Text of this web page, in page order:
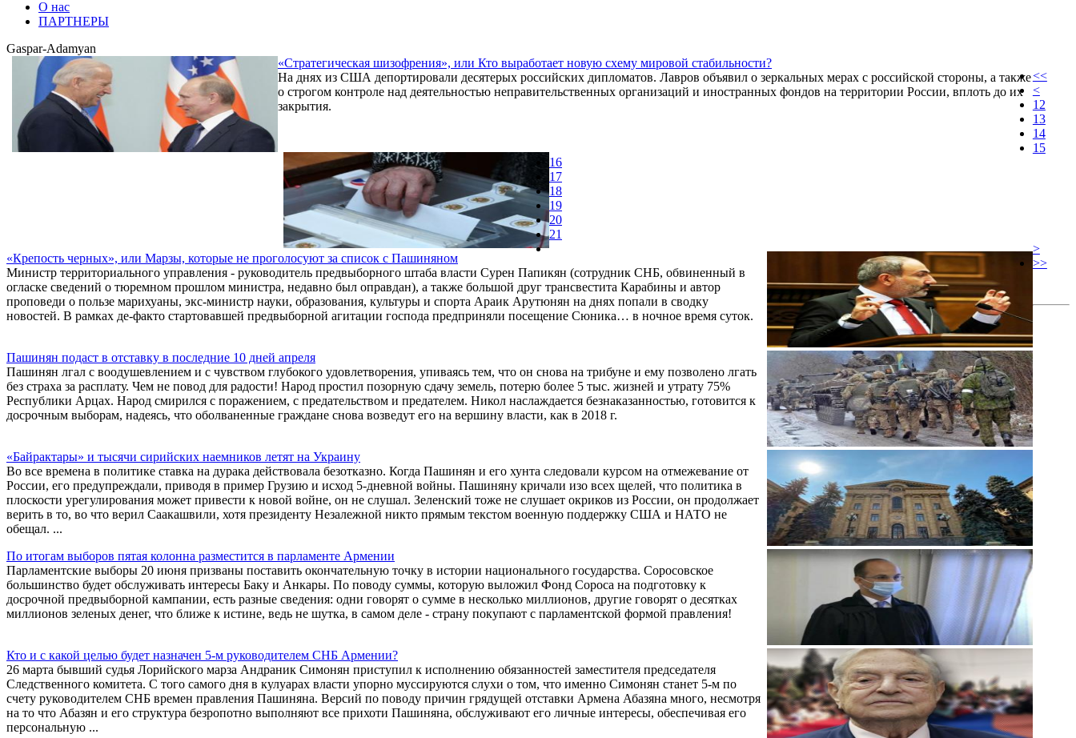
О нас
ПАРТНЕРЫ
Gaspar-Adamyan
«Стратегическая шизофрения», или Кто выработает новую схему мировой стабильности?
На днях из США депортировали десятерых российских дипломатов. Лавров объявил о зеркальных мерах с российской стороны, а также
о строгом контроле над деятельностью неправительственных организаций и иностранных фондов на территории России, вплоть до их
закрытия.
«Крепость черных», или Марзы, которые не проголосуют за список с Пашиняном
Министр территориального управления - руководитель предвыборного штаба власти Сурен Папикян (сотрудник СНБ, обвиненный в
огласке сведений о тюремном прошлом министра, недавно был оправдан), а также большой друг трансвестита Карабины и автор
проповеди о пользе марихуаны, экс-министр науки, образования, культуры и спорта Араик Арутюнян на днях попали в сводку
новостей. В рамках де-факто стартовавшей предвыборной агитации господа предприняли посещение Сюника… в ночное время суток.
Пашинян подаст в отставку в последние 10 дней апреля
Пашинян лгал с воодушевлением и с чувством глубокого удовлетворения, упиваясь тем, что он снова на трибуне и ему позволено лгать
без страха за расплату. Чем не повод для радости! Народ простил позорную сдачу земель, потерю более 5 тыс. жизней и утрату 75%
Республики Арцах. Народ смирился с поражением, с предательством и предателем. Никол наслаждается безнаказанностью, готовится к
досрочным выборам, надеясь, что оболваненные граждане снова возведут его на вершину власти, как в 2018 г.
«Байрактары» и тысячи сирийских наемников летят на Украину
Во все времена в политике ставка на дурака действовала безотказно. Когда Пашинян и его хунта следовали курсом на отмежевание от
России, его предупреждали, приводя в пример Грузию и исход 5-дневной войны. Пашиняну кричали изо всех щелей, что политика в
плоскости урегулирования может привести к новой войне, он не слушал. Зеленский тоже не слушает окриков из России, он продолжает
верить в то, во что верил Саакашвили, хотя президенту Незалежной никто прямым текстом военную поддержку США и НАТО не
обещал. ...
По итогам выборов пятая колонна разместится в парламенте Армении
Парламентские выборы 20 июня призваны поставить окончательную точку в истории национального государства. Соросовское
большинство будет обслуживать интересы Баку и Анкары. По поводу суммы, которую выложил Фонд Сороса на подготовку к
досрочной предвыборной кампании, есть разные сведения: одни говорят о сумме в несколько миллионов, другие говорят о десятках
миллионов зеленых денег, что ближе к истине, ведь не шутка, в самом деле - страну покупают с парламентской формой правления!
Кто и с какой целью будет назначен 5-м руководителем СНБ Армении?
26 марта бывший судья Лорийского марза Андраник Симонян приступил к исполнению обязанностей заместителя председателя
Следственного комитета. С того самого дня в кулуарах власти упорно муссируются слухи о том, что именно Симонян станет 5-м по
счету руководителем СНБ времен правления Пашиняна. Версий по поводу причин грядущей отставки Армена Абазяна много, несмотря
на то что Абазян и его структура безропотно выполняют все прихоти Пашиняна, обслуживают его личные интересы, обеспечивая его
персональную ...
<<
<
12
13
14
15
16
17
18
19
20
21
>
>>